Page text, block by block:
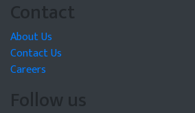
Contact
About Us
Contact Us
Careers
Follow us